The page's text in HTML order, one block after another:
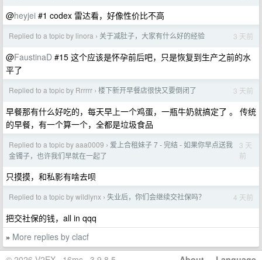
@heyjei #1 codex 雷达看，好像性价比不高
Replied to a topic by linora › 关于减肚子，大家有什么好的经验 3 天前
@FaustinaD #15 这个应该是怀孕前后吧，只是恢复到生产之前的水
平了
Replied to a topic by Rrrrrr › 楼下新开早餐店很快又要倒闭了 3 天前
早餐那有什么好吃的，每天早上一个鸡蛋，一瓶牛奶就搞定了 。 传统
的早餐，有一个算一个，全都是垃圾食品
Replied to a topic by aaa0009 › 爱上合租妹子 7 - 完结 - 如果你早点送我
金镯子，也许我们早就在一起了
3 天
前
只摸摸，和私影有啥去呗
Replied to a topic by wildlynx › 失业后，你们会继续交社保吗？ 4 天前
把交社保的钱，all in qqq
» More replies by clacf